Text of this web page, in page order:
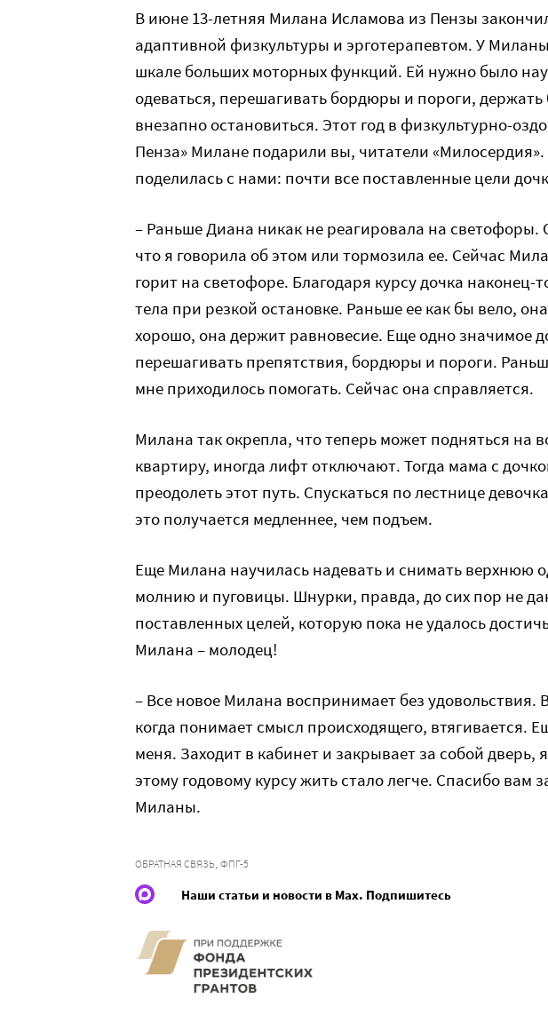
В июне 13-летняя Милана Исламова из Пензы
адаптивной физкультуры и эрготерапевтом. У
шкале больших моторных функций. Ей нужно было
одеваться, перешагивать бордюры и пороги, держать
внезапно остановиться. Этот год в физкультурно-
Пенза» Милане подарили вы, читатели
поделилась с нами: почти все поставленные цели
– Раньше Диана никак не реагировала на светофоры.
что я говорила об этом или тормозила ее. Сейчас
горит на светофоре. Благодаря курсу дочка наконец-
тела при резкой остановке. Раньше ее как бы вело,
хорошо, она держит равновесие. Еще одно значимое
перешагивать препятствия, бордюры и пороги.
мне приходилось помогать. Сейчас она справляется.
Милана так окрепла, что теперь может подняться на
квартиру, иногда лифт отключают. Тогда мама с
преодолеть этот путь. Спускаться по лестнице
это получается медленнее, чем подъем.
Еще Милана научилась надевать и снимать верхнюю
молнию и пуговицы. Шнурки, правда, до сих пор не
поставленных целей, которую пока не удалось
Милана – молодец!
– Все новое Милана воспринимает без удовольствия.
когда понимает смысл происходящего, втягивается.
меня. Заходит в кабинет и закрывает за собой дверь,
этому годовому курсу жить стало легче. Спасибо вам
Миланы.
ОБРАТНАЯ СВЯЗЬ, ФПГ-5
Наши статьи и новости в Max. Подпишитесь